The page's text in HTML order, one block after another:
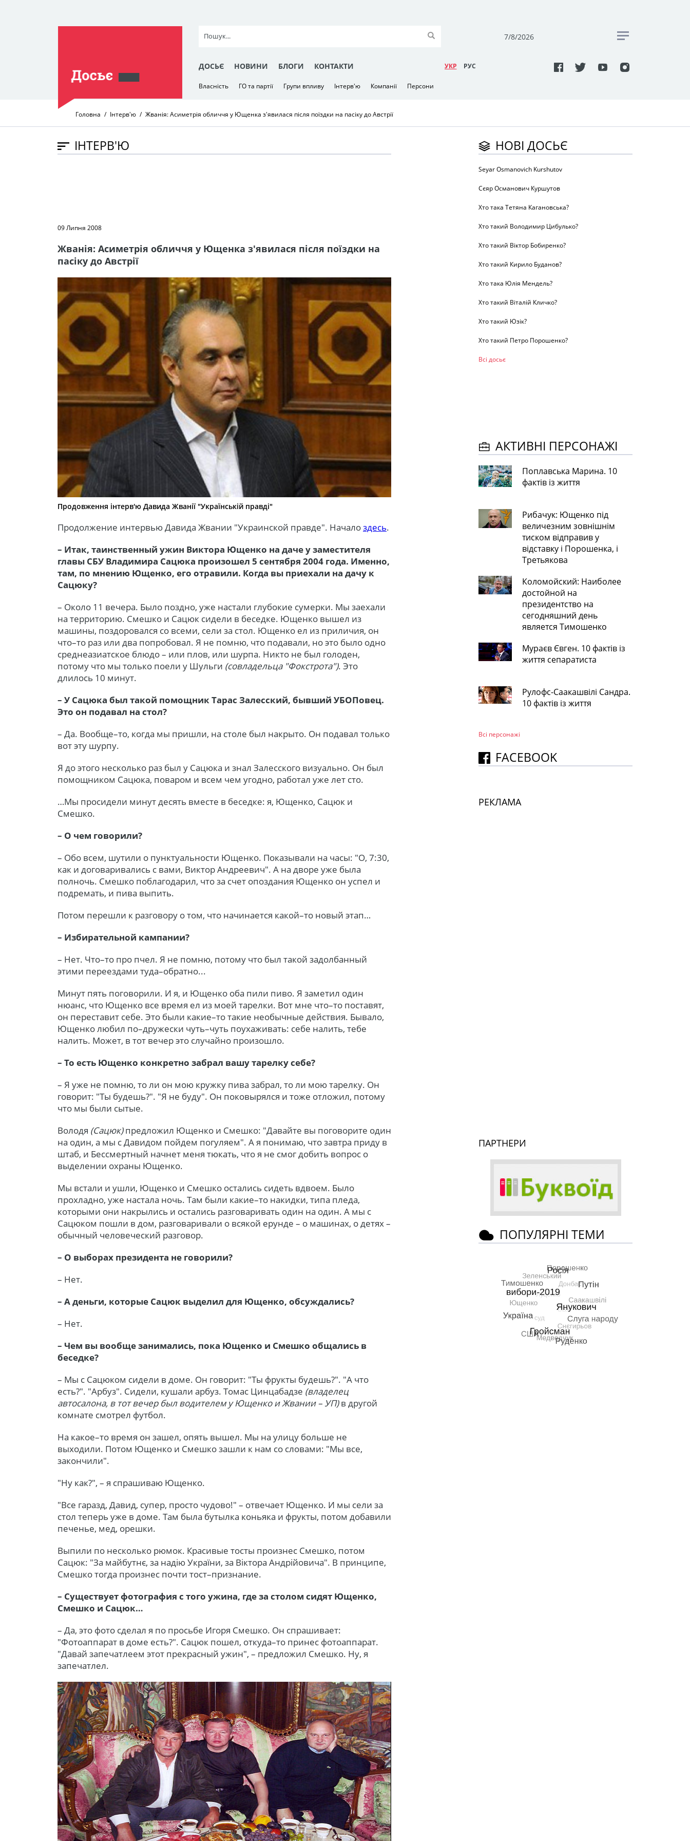
7/8/2026
ДОСЬЄ НОВИНИ БЛОГИ КОНТАКТИ УКР РУC
Власність ГО та партії Групи впливу Інтерв'ю Компанії Персони
Головна Інтерв'ю Жванія: Асиметрія обличчя у Ющенка з'явилася після поїздки на пасіку до Австрії
ІНТЕРВ'Ю
09 Липня 2008
Жванія: Асиметрія обличчя у Ющенка з'явилася після поїздки на
пасіку до Австрії
Продовження інтерв'ю Давида Жванії "Українській правді"
Продолжение интервью Давида Жвании "Украинской правде". Началоздесь.
– Итак, таинственный ужин Виктора Ющенко на даче у заместителя
главы СБУ Владимира Сацюка произошел 5 сентября 2004 года. Именно,
там, по мнению Ющенко, его отравили. Когда вы приехали на дачу к
Сацюку?
– Около 11 вечера. Было поздно, уже настали глубокие сумерки. Мы заехали
на территорию. Смешко и Сацюк сидели в беседке. Ющенко вышел из
машины, поздоровался со всеми, сели за стол. Ющенко ел из приличия, он
что–то раз или два попробовал. Я не помню, что подавали, но это было одно
среднеазиатское блюдо – или плов, или шурпа. Никто не был голоден,
потому что мы только поели у Шульги (совладельца "Фокстрота"). Это
длилось 10 минут.
– У Сацюка был такой помощник Тарас Залесский, бывший УБОПовец.
Это он подавал на стол?
– Да. Вообще–то, когда мы пришли, на столе был накрыто. Он подавал только
вот эту шурпу.
Я до этого несколько раз был у Сацюка и знал Залесского визуально. Он был
помощником Сацюка, поваром и всем чем угодно, работал уже лет сто.
…Мы просидели минут десять вместе в беседке: я, Ющенко, Сацюк и
Смешко.
– О чем говорили?
– Обо всем, шутили о пунктуальности Ющенко. Показывали на часы: "О, 7:30,
как и договаривались с вами, Виктор Андреевич". А на дворе уже была
полночь. Смешко поблагодарил, что за счет опоздания Ющенко он успел и
подремать, и пива выпить.
Потом перешли к разговору о том, что начинается какой–то новый этап…
– Избирательной кампании?
– Нет. Что–то про пчел. Я не помню, потому что был такой задолбанный
этими переездами туда–обратно...
Минут пять поговорили. И я, и Ющенко оба пили пиво. Я заметил один
нюанс, что Ющенко все время ел из моей тарелки. Вот мне что–то поставят,
он переставит себе. Это были какие–то такие необычные действия. Бывало,
Ющенко любил по–дружески чуть–чуть поухаживать: себе налить, тебе
налить. Может, в тот вечер это случайно произошло.
– То есть Ющенко конкретно забрал вашу тарелку себе?
– Я уже не помню, то ли он мою кружку пива забрал, то ли мою тарелку. Он
говорит: "Ты будешь?". "Я не буду". Он поковырялся и тоже отложил, потому
что мы были сытые.
Володя (Сацюк)предложил Ющенко и Смешко: "Давайте вы поговорите один
на один, а мы с Давидом пойдем погуляем". А я понимаю, что завтра приду в
штаб, и Бессмертный начнет меня тюкать, что я не смог добить вопрос о
выделении охраны Ющенко.
Мы встали и ушли, Ющенко и Смешко остались сидеть вдвоем. Было
прохладно, уже настала ночь. Там были какие–то накидки, типа пледа,
которыми они накрылись и остались разговаривать один на один. А мы с
Сацюком пошли в дом, разговаривали о всякой ерунде – о машинах, о детях –
обычный человеческий разговор.
– О выборах президента не говорили?
– Нет.
– А деньги, которые Сацюк выделил для Ющенко, обсуждались?
– Нет.
– Чем вы вообще занимались, пока Ющенко и Смешко общались в
беседке?
– Мы с Сацюком сидели в доме. Он говорит: "Ты фрукты будешь?". "А что
есть?". "Арбуз". Сидели, кушали арбуз. Томас Цинцабадзе (владелец
автосалона, в тот вечер был водителем у Ющенко и Жвании – УП)в другой
комнате смотрел футбол.
На какое–то время он зашел, опять вышел. Мы на улицу больше не
выходили. Потом Ющенко и Смешко зашли к нам со словами: "Мы все,
закончили".
"Ну как?", – я спрашиваю Ющенко.
"Все гаразд, Давид, супер, просто чудово!" – отвечает Ющенко. И мы сели за
стол теперь уже в доме. Там была бутылка коньяка и фрукты, потом добавили
печенье, мед, орешки.
Выпили по несколько рюмок. Красивые тосты произнес Смешко, потом
Сацюк: "За майбутнє, за надію України, за Віктора Андрійовича". В принципе,
Смешко тогда произнес почти тост–признание.
– Существует фотография с того ужина, где за столом сидят Ющенко,
Смешко и Сацюк…
– Да, это фото сделал я по просьбе Игоря Смешко. Он спрашивает:
"Фотоаппарат в доме есть?". Сацюк пошел, откуда–то принес фотоаппарат.
"Давай запечатлеем этот прекрасный ужин", – предложил Смешко. Ну, я
запечатлел.
НОВІ ДОСЬЄ
Seyar Osmanovich Kurshutov
Сєяр Османович Куршутов
Хто така Тетяна Кагановська?
Хто такий Володимир Цибулько?
Хто такий Віктор Бобиренко?
Хто такий Кирило Буданов?
Хто така Юлія Мендель?
Хто такий Віталій Кличко?
Хто такий Юзік?
Хто такий Петро Порошенко?
Всі досьє
АКТИВНІ ПЕРСОНАЖІ
Поплавська Марина. 10
фактів із життя
Рибачук: Ющенко під
величезним зовнішнім
тиском відправив у
відставку і Порошенка, і
Третьякова
Коломойский: Наиболее
достойной на
президентство на
сегодняшний день
является Тимошенко
Мураєв Євген. 10 фактів із
життя сепаратиста
Рулофс-Саакашвілі Сандра.
10 фактів із життя
Всі персонажi
FACEBOOK
РЕКЛАМА
ПАРТНЕРИ
ПОПУЛЯРНІ ТЕМИ